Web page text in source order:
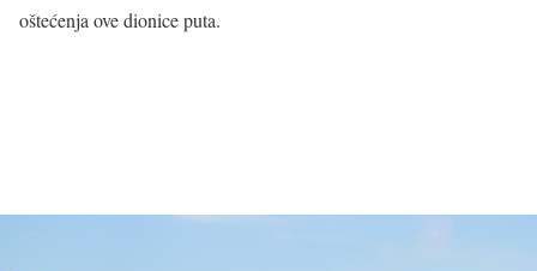
oštećenja ove dionice puta.